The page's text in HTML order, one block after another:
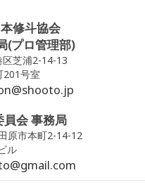
修斗協会
(プロ管理部)
芝浦2-14-13
201号室
会 事務局
原市本町2-14-12
ル